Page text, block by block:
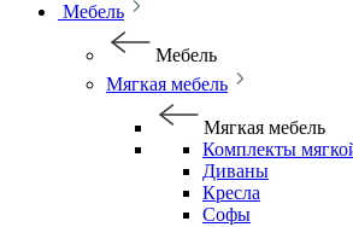
Мебель
Мебель
Мягкая мебель
Мягкая мебель
Комплекты
Диваны
Кресла
Софы